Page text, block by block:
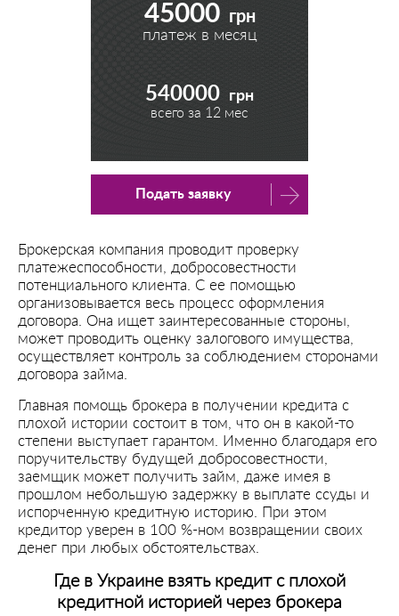
45000 грн
платеж в месяц
540000 грн
всего за 12 мес
Подать заявку
Брокерская компания проводит проверку
платежеспособности, добросовестности
потенциального клиента. С ее помощью
организовывается весь процесс оформления
договора. Она ищет заинтересованные стороны,
может проводить оценку залогового имущества,
осуществляет контроль за соблюдением сторонами
договора займа.
Главная помощь брокера в получении кредита с
плохой истории состоит в том, что он в какой-то
степени выступает гарантом. Именно благодаря его
поручительству будущей добросовестности,
заемщик может получить займ, даже имея в
прошлом небольшую задержку в выплате ссуды и
испорченную кредитную историю. При этом
кредитор уверен в 100 %-ном возвращении своих
денег при любых обстоятельствах.
Где в Украине взять кредит с плохой
кредитной историей через брокера